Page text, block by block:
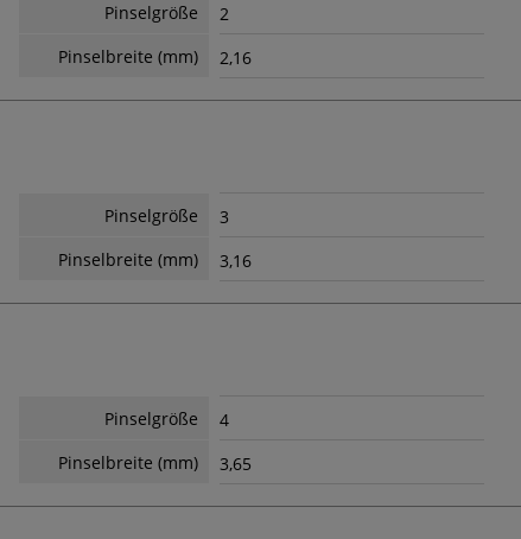
Pinselgröße
2
Pinselbreite (mm)
2,16
Pinselgröße
3
Pinselbreite (mm)
3,16
Pinselgröße
4
Pinselbreite (mm)
3,65